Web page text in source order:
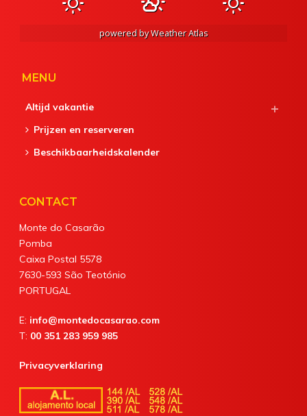
powered byWeather Atlas
MENU
Altijd vakantie
Prijzen en reserveren
Beschikbaarheidskalender
CONTACT
Monte do Casarão
Pomba
Caixa Postal 5578
7630-593 São Teotónio
PORTUGAL
E: info@montedocasarao.com
T: 00 351 283 959 985
Privacyverklaring